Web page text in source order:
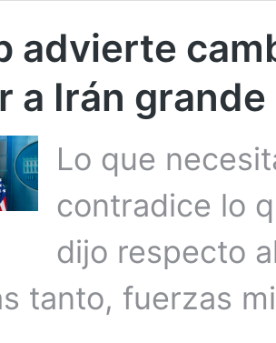
advierte
a Irán
Lo que
contradice lo
dijo respecto
tanto, fuerzas